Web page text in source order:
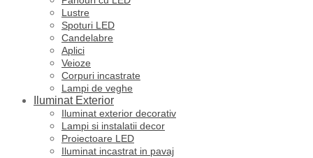
Lustre
Spoturi LED
Candelabre
Aplici
Veioze
Corpuri incastrate
Lampi de veghe
Iluminat Exterior
Iluminat exterior decorativ
Lampi si instalatii decor
Proiectoare LED
Iluminat incastrat in pavaj